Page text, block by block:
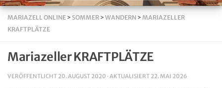
MARIAZELL ONLINE > SOMMER > WANDERN > MARIAZELLER
KRAFTPLÄTZE
Mariazeller KRAFTPLÄTZE
VERÖFFENTLICHT 20. AUGUST 2020 · AKTUALISIERT 22. MAI 2026